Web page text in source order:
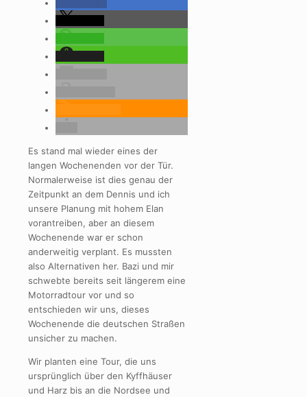
Es stand mal wieder eines der
langen Wochenenden vor der Tür.
Normalerweise ist dies genau der
Zeitpunkt an dem Dennis und ich
unsere Planung mit hohem Elan
vorantreiben, aber an diesem
Wochenende war er schon
anderweitig verplant. Es mussten
also Alternativen her. Bazi und mir
schwebte bereits seit längerem eine
Motorradtour vor und so
entschieden wir uns, dieses
Wochenende die deutschen Straßen
unsicher zu machen.
Wir planten eine Tour, die uns
ursprünglich über den Kyffhäuser
und Harz bis an die Nordsee und